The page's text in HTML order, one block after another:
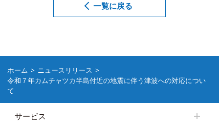
一覧に戻る
ホーム
ニュースリリース
令和７年カムチャツカ半島付近の地震に伴う津波への対応につい
て
サービス